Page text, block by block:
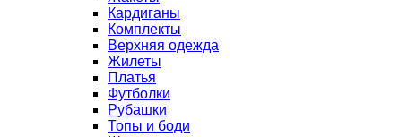
Кардиганы
Комплекты
Верхняя одежда
Жилеты
Платья
Футболки
Рубашки
Топы и боди